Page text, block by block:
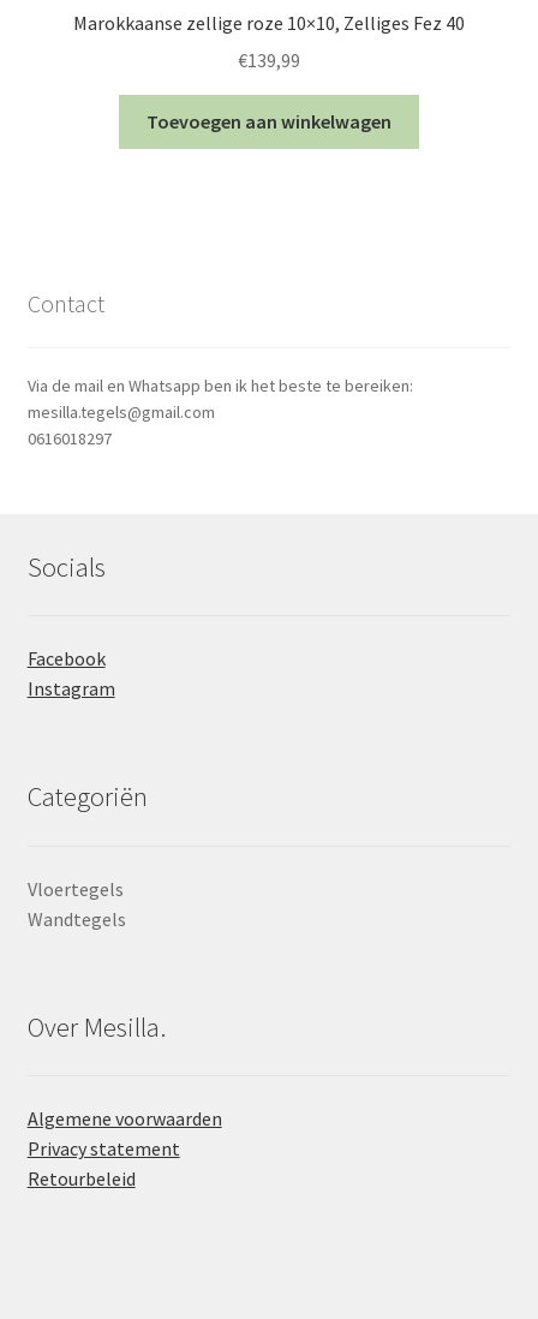
Marokkaanse zellige roze 10×10, Zelliges Fez 40
€139,99
Toevoegen aan winkelwagen
Contact
Via de mail en Whatsapp ben ik het beste te bereiken:
mesilla.tegels@gmail.com
0616018297
Socials
Facebook
Instagram
Categoriën
Vloertegels
Wandtegels
Over Mesilla.
Algemene voorwaarden
Privacy statement
Retourbeleid